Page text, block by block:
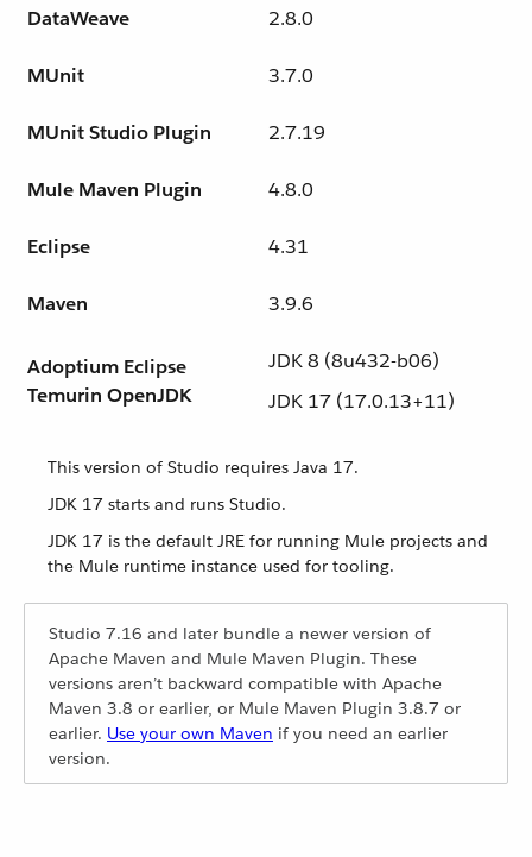
DataWeave 2.8.0
MUnit 3.7.0
MUnit Studio Plugin 2.7.19
Mule Maven Plugin 4.8.0
Eclipse 4.31
Maven 3.9.6
Adoptium Eclipse
Temurin OpenJDK
JDK 8 (8u432-b06)
JDK 17 (17.0.13+11)
This version of Studio requires Java 17.
JDK 17 starts and runs Studio.
JDK 17 is the default JRE for running Mule projects and
the Mule runtime instance used for tooling.
Studio 7.16 and later bundle a newer version of
Apache Maven and Mule Maven Plugin. These
versions aren’t backward compatible with Apache
Maven 3.8 or earlier, or Mule Maven Plugin 3.8.7 or
earlier. Use your own Maven if you need an earlier
version.